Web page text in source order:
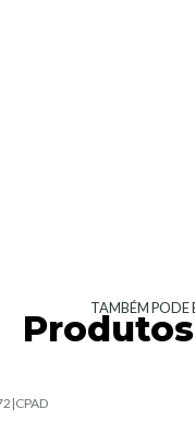
TAMBÉM PODE
|CPAD